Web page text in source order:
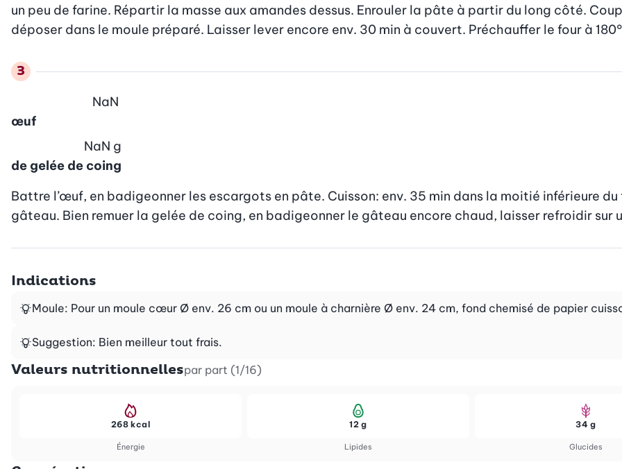
un peu de farine. Répartir la masse aux amandes dessus. Enrouler la pâte à partir du long côté.
déposer dans le moule préparé. Laisser lever encore env. 30 min à couvert. Préchauffer le four à
œuf
NaN
de gelée de coing
NaN g
Battre l’œuf, en badigeonner les escargots en pâte. Cuisson: env. 35 min dans la moitié inférieure
gâteau. Bien remuer la gelée de coing, en badigeonner le gâteau encore chaud, laisser refroidir sur
Indications
Moule: Pour un moule cœur Ø env. 26 cm ou un moule à charnière Ø env. 24 cm, fond chemisé de papier
Suggestion: Bien meilleur tout frais.
Valeurs nutritionnellespar part (1/16)
Énergie
268 kcal
Lipides
12 g
Glucides
34 g